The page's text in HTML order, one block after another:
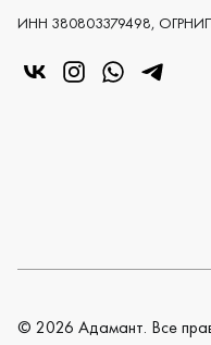
ИНН 380803379498, ОГРНИП
«Центр колец» в VK
«Центр колец» в
«Центр«Центр
© 2026 Адамант. Все